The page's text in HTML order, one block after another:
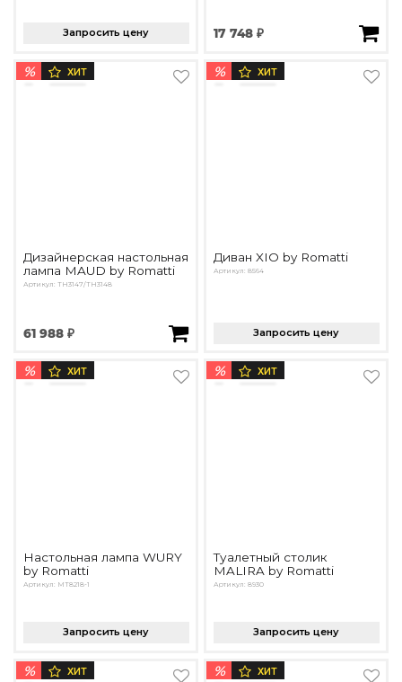
Запросить цену 17 748 ₽
% ХИТ
Дизайнерская настольная
лампа MAUD by Romatti
Артикул: TH3147/TH3148
61 988 ₽
% ХИТ
Диван XIO by Romatti
Артикул: 8564
Запросить цену
% ХИТ
Настольная лампа WURY
by Romatti
Артикул: MT8218-1
Запросить цену
% ХИТ
Туалетный столик
MALIRA by Romatti
Артикул: 8930
Запросить цену
% ХИТ % ХИТ